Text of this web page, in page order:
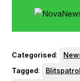
Categorised:
Tagged: